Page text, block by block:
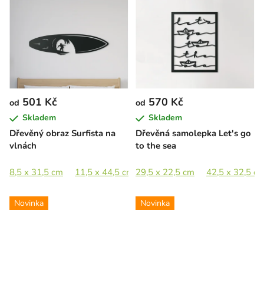
Dřevěný obraz Surfista na
vlnách
od 501 Kč
Skladem
8,5 x 31,5 cm 11,5 x 44,5 cm 16,5 x 65 cm 23 x 89 cm
Dřevěná samolepka Let's go
to the sea
od 570 Kč
Skladem
29,5 x 22,5 cm 42,5 x 32,5
Novinka Novinka